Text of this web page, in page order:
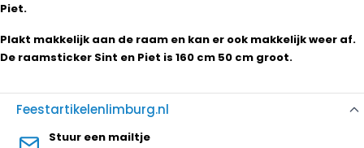
Piet.
Plakt makkelijk aan de raam en kan er ook makkelijk weer af.
De raamsticker Sint en Piet is 160 cm 50 cm groot.
Feestartikelenlimburg.nl
Stuur een mailtje